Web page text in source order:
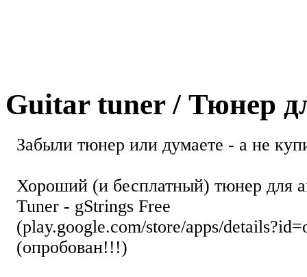
Guitar tuner / Тюнер
Забыли тюнер или думаете - а не
Хороший (и бесплатный) тюнер для
Tuner - gStrings Free
(play.google.com/store/apps/
(опробован!!!)